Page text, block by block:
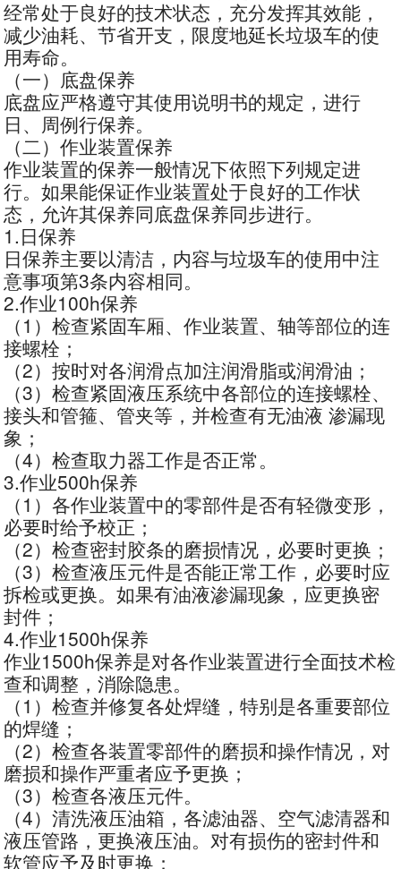
经常处于良好的技术状态，充分发挥其效能，
减少油耗、节省开支，限度地延长垃圾车的使
用寿命。
（一）底盘保养
底盘应严格遵守其使用说明书的规定，进行
日、周例行保养。
（二）作业装置保养
作业装置的保养一般情况下依照下列规定进
行。如果能保证作业装置处于良好的工作状
态，允许其保养同底盘保养同步进行。
1.日保养
日保养主要以清洁，内容与垃圾车的使用中注
意事项第3条内容相同。
2.作业100h保养
（1）检查紧固车厢、作业装置、轴等部位的连
接螺栓；
（2）按时对各润滑点加注润滑脂或润滑油；
（3）检查紧固液压系统中各部位的连接螺栓、
接头和管箍、管夹等，并检查有无油液 渗漏现
象；
（4）检查取力器工作是否正常。
3.作业500h保养
（1）各作业装置中的零部件是否有轻微变形，
必要时给予校正；
（2）检查密封胶条的磨损情况，必要时更换；
（3）检查液压元件是否能正常工作，必要时应
拆检或更换。如果有油液渗漏现象，应更换密
封件；
4.作业1500h保养
作业1500h保养是对各作业装置进行全面技术检
查和调整，消除隐患。
（1）检查并修复各处焊缝，特别是各重要部位
的焊缝；
（2）检查各装置零部件的磨损和操作情况，对
磨损和操作严重者应予更换；
（3）检查各液压元件。
（4）清洗液压油箱，各滤油器、空气滤清器和
液压管路，更换液压油。对有损伤的密封件和
软管应予及时更换；